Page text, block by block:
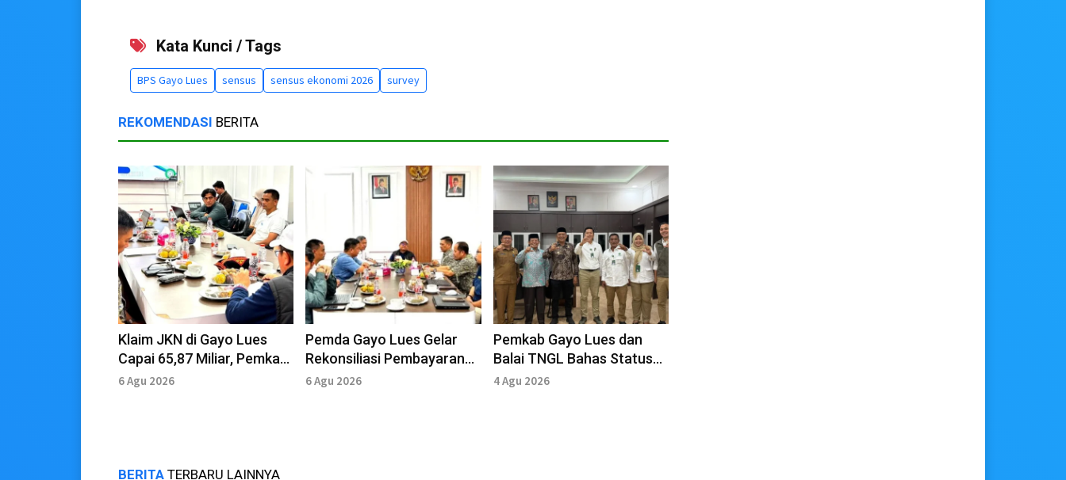
Kata Kunci / Tags
BPS Gayo Lues sensus sensus ekonomi 2026 survey
REKOMENDASI BERITA
Klaim JKN di Gayo Lues
Capai 65,87 Miliar, Pemkab
Siapkan Surat Komitmen
6 Agu 2026
Pemda Gayo Lues Gelar
Rekonsiliasi Pembayaran
Iuran JKN Bersama BPJS
6 Agu 2026
Pemkab Gayo Lues dan
Balai TNGL Bahas Status
Desa di Kecamatan Putri
4 Agu 2026
BERITA TERBARU LAINNYA